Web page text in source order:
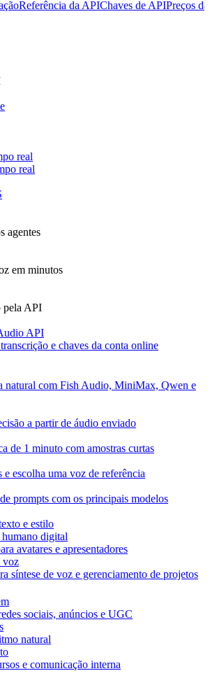
Referência da APIChaves de APIPreços
real
real
agentes
em minutos
pela API
API
e chaves da conta online
natural com Fish Audio, MiniMax, Qwen e
a partir de áudio enviado
de 1 minuto com amostras curtas
escolha uma voz de referência
prompts com os principais modelos
e estilo
digital
avatares e apresentadores
voz
síntese de voz e gerenciamento de projetos
sociais, anúncios e UGC
natural
e comunicação interna